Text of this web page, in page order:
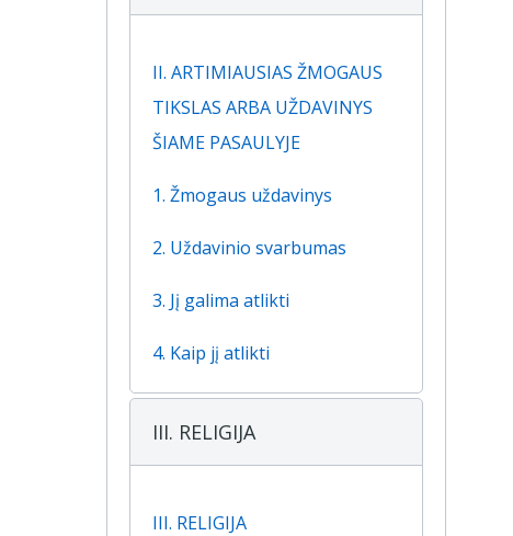
II. ARTIMIAUSIAS ŽMOGAUS
TIKSLAS ARBA UŽDAVINYS
ŠIAME PASAULYJE
1. Žmogaus uždavinys
2. Uždavinio svarbumas
3. Jį galima atlikti
4. Kaip jį atlikti
III. RELIGIJA
III. RELIGIJA